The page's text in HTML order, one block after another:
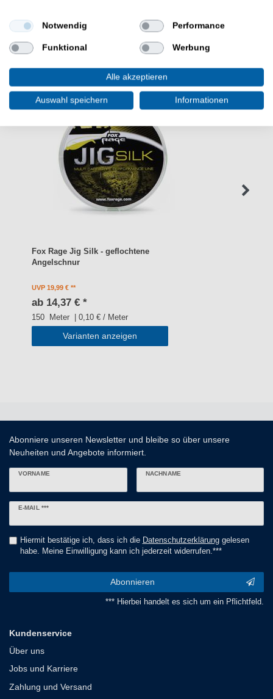
WEITERE INTERESSANTE ARTIKEL
Fox Rage Jig Silk - geflochtene
Angelschnur
UVP 19,99 €
ab 14,37 € *
150 Meter | 0,10 € / Meter
Varianten anzeigen
Abonniere unseren Newsletter und bleibe so über unsere
Neuheiten und Angebote informiert.
VORNAME NACHNAME
E-MAIL ***
Newsletter
Hiermit bestätige ich, dass ich die Daten­schutz­erklärunggelesen
habe. Meine Einwilligung kann ich jederzeit widerrufen.***
Abonnieren
*** Hierbei handelt es sich um ein Pflichtfeld.
Kundenservice
Über uns
Jobs und Karriere
Zahlung und Versand
Notwendig Performance
Funktional Werbung
Alle akzeptieren
Auswahl speichern Informationen